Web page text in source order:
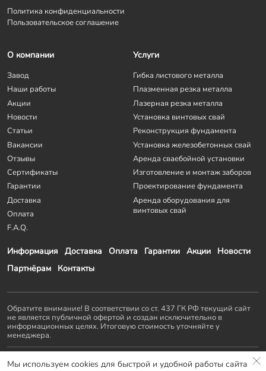
Политика конфиденциальности
Пользовательское соглашение
Информация Доставка Оплата Гарантии Акции
Новости
Партнёрам
Контакты
О компании
Завод
Наши работы
Акции
Новости
Статьи
Вакансии
Отзывы
Сертификаты
Гарантии
Доставка
Оплата
F.A.Q.
Услуги
Гибка листового металла
Плазменная резка металла
Лазерная резка металла
Установка винтовых свай
Реконструкция фундамента
Установка железобетонных свай
Аренда сваебойной установки
Изготовление и монтаж заборов
Проектирование фундамента
Аренда оборудования для
винтовых свай
Обратите внимание! В соответствии со ст. 437 ГК РФ текущий сайт
не является публичной офертой и создан исключительно в
информационных целях. Итоговую стоимость уточняйте у
менеджера.
Остальные проекты KZS GROUP
Мы используем cookies для быстрой и удобной работы сайта